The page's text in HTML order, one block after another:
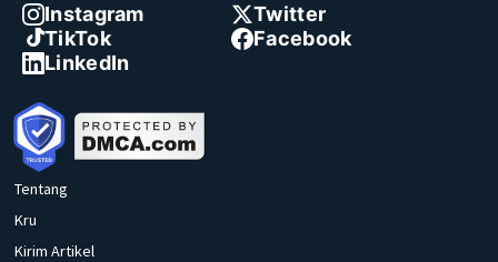
Instagram
Twitter
TikTok
Facebook
LinkedIn
Tentang
Kru
Kirim Artikel